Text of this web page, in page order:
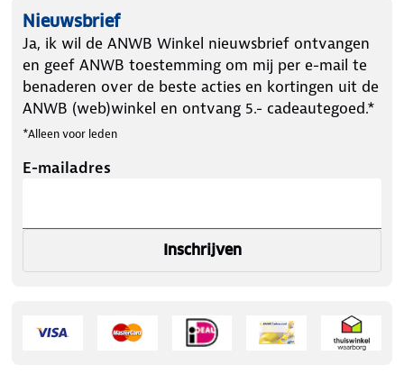
Nieuwsbrief
Ja, ik wil de ANWB Winkel nieuwsbrief ontvangen
en geef ANWB toestemming om mij per e-mail te
benaderen over de beste acties en kortingen uit de
ANWB (web)winkel en ontvang 5.- cadeautegoed.*
*Alleen voor leden
E-mailadres
Inschrijven